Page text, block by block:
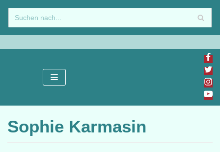
Zum
Inhalt
springen
Sophie Karmasin